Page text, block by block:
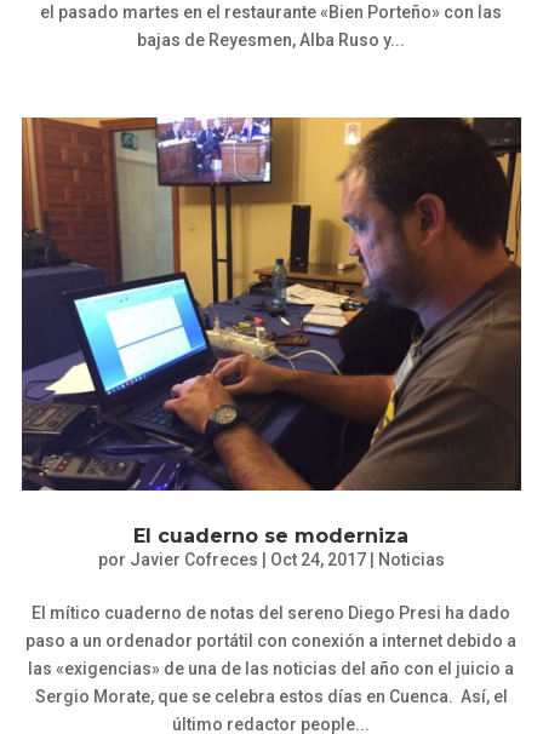
el pasado martes en el restaurante «Bien Porteño» con las
bajas de Reyesmen, Alba Ruso y...
El cuaderno se moderniza
por Javier Cofreces Oct 24, 2017| Noticias
El mítico cuaderno de notas del sereno Diego Presi ha dado
paso a un ordenador portátil con conexión a internet debido a
las «exigencias» de una de las noticias del año con el juicio a
Sergio Morate, que se celebra estos días en Cuenca. Así, el
último redactor people...